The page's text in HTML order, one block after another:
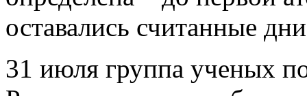
оставались считанные
31 июля группа ученых